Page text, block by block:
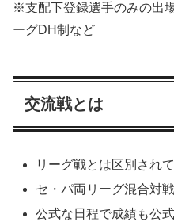
※支配下登録選手のみの出
ーグDH制など
交流戦とは
リーグ戦とは区別され
セ・パ両リーグ混合対
公式な日程で成績も公